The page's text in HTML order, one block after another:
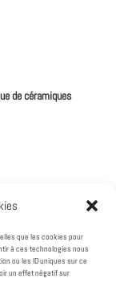
que les cookies pour
à ces technologies nous
ou les ID uniques sur ce
un effet négatif sur
de céramiques